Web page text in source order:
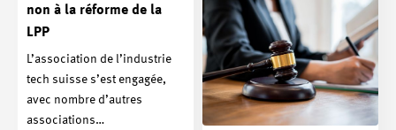
non à la réforme de la
LPP
L’association de l’industrie
tech suisse s’est engagée,
avec nombre d’autres
associations…